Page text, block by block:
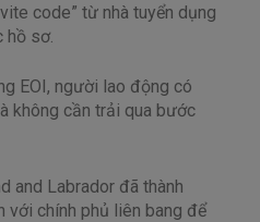
code” từ nhà tuyển dụng
hồ sơ.
EOI, người lao động có
không cần trải qua bước
and Labrador đã thành
với chính phủ liên bang để